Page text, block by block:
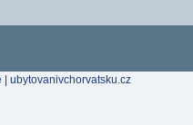
| ubytovanivchorvatsku.cz